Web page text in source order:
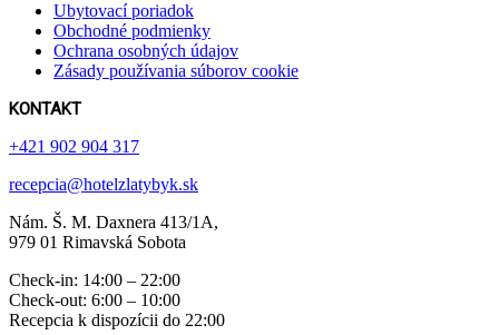
Ubytovací poriadok
Obchodné podmienky
Ochrana osobných údajov
Zásady používania súborov cookie
KONTAKT
+421 902 904 317
recepcia@hotelzlatybyk.sk
Nám. Š. M. Daxnera 413 /1A,
979 01 Rimavská Sobota
Check-in: 14:00 – 22:00
Check-out: 6:00 – 10:00
Recepcia k dispozícii do 22:00